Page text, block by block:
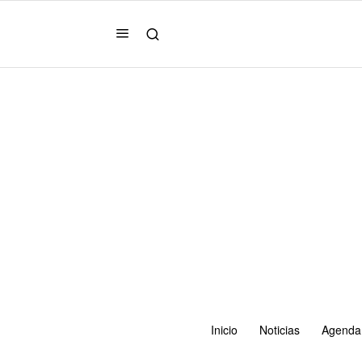
Inicio Noticias Agenda